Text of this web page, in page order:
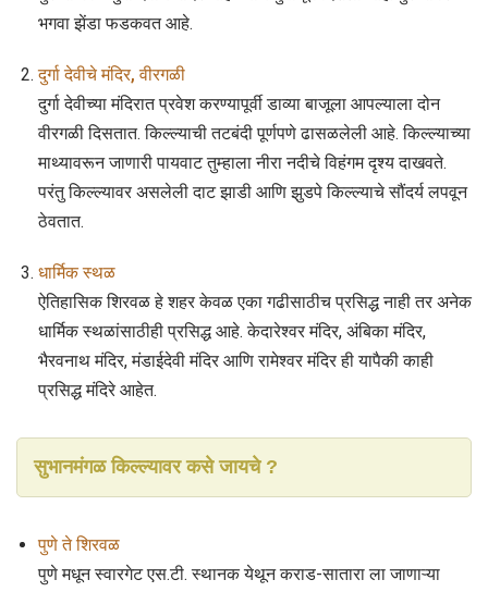
भगवा झेंडा फडकवत आहे.
दुर्गा देवीचे मंदिर, वीरगळी
दुर्गा देवीच्या मंदिरात प्रवेश करण्यापूर्वी डाव्या बाजूला आपल्याला दोन
वीरगळी दिसतात. किल्ल्याची तटबंदी पूर्णपणे ढासळलेली आहे. किल्ल्याच्या
माथ्यावरून जाणारी पायवाट तुम्हाला नीरा नदीचे विहंगम दृश्य दाखवते.
परंतु किल्ल्यावर असलेली दाट झाडी आणि झुडपे किल्ल्याचे सौंदर्य लपवून
ठेवतात.
धार्मिक स्थळ
ऐतिहासिक शिरवळ हे शहर केवळ एका गढीसाठीच प्रसिद्ध नाही तर अनेक
धार्मिक स्थळांसाठीही प्रसिद्ध आहे. केदारेश्वर मंदिर, अंबिका मंदिर,
भैरवनाथ मंदिर, मंडाईदेवी मंदिर आणि रामेश्वर मंदिर ही यापैकी काही
प्रसिद्ध मंदिरे आहेत.
सुभानमंगळ किल्ल्यावर कसे जायचे ?
पुणे ते शिरवळ
पुणे मधून स्वारगेट एस.टी. स्थानक येथून कराड-सातारा ला जाणाऱ्या